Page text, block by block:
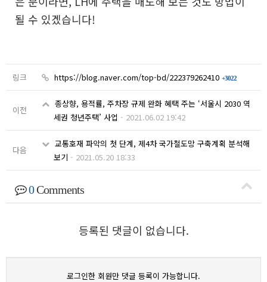
될 수 있겠습니다!
링크 https://blog.naver.com/top-bd/222379262410 +3022
이전
종상향, 용적률, 주차장 규제 완화 혜택 주는 ‘서울시 2030 역
세권 청년주택’ 사업 - 2021.06.02 19:42
다음
교통호재 파악의 첫 단계, 제4차 국가철도망 구축계획 분석해
보기 - 2021.05.20 18:33
0Comments
등록된 댓글이 없습니다.
로그인한 회원만 댓글 등록이 가능합니다.